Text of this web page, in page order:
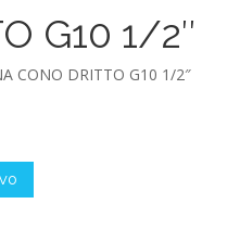
G10 1/2″
CONO DRITTO G10 1/2″